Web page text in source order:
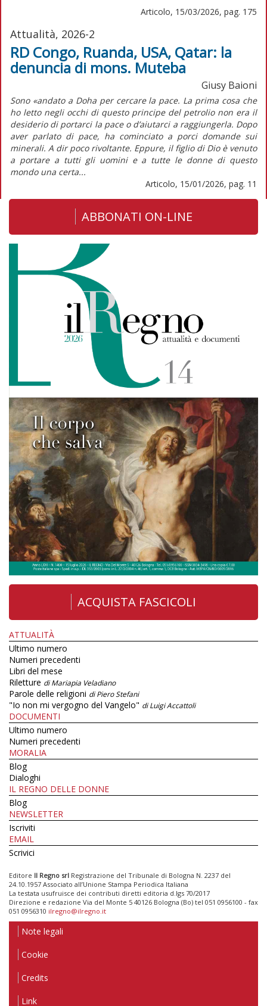
Articolo, 15/03/2026, pag. 175
Attualità, 2026-2
RD Congo, Ruanda, USA, Qatar: la
denuncia di mons. Muteba
Giusy Baioni
Sono «andato a Doha per cercare la pace. La prima cosa che
ho letto negli occhi di questo principe del petrolio non era il
desiderio di portarci la pace o d’aiutarci a raggiungerla. Dopo
aver parlato di pace, ha cominciato a porci domande sui
minerali. A dir poco rivoltante. Eppure, il figlio di Dio è venuto
a portare a tutti gli uomini e a tutte le donne di questo
mondo una certa...
Articolo, 15/01/2026, pag. 11
ABBONATI ON-LINE
ACQUISTA FASCICOLI
ATTUALITÀ
Ultimo numero
Numeri precedenti
Libri del mese
Riletture di Mariapia Veladiano
Parole delle religioni di Piero Stefani
"Io non mi vergogno del Vangelo" di Luigi Accattoli
DOCUMENTI
Ultimo numero
Numeri precedenti
MORALIA
Blog
Dialoghi
IL REGNO DELLE DONNE
Blog
NEWSLETTER
Iscriviti
EMAIL
Scrivici
Editore Il Regno srl Registrazione del Tribunale di Bologna N. 2237 del
24.10.1957 Associato all’Unione Stampa Periodica Italiana
La testata usufruisce dei contributi diretti editoria d.lgs 70/2017
Direzione e redazione Via del Monte 5 40126 Bologna (Bo) tel 051 0956100 - fax
051 0956310 ilregno@ilregno.it
Note legali
Cookie
Credits
Link